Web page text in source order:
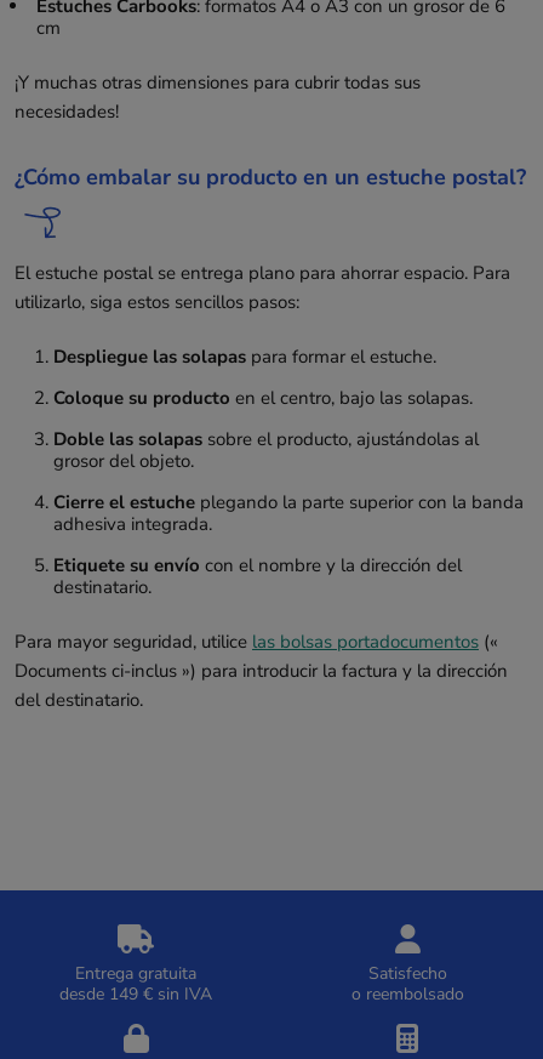
Estuches Carbooks: formatos A4 o A3 con un grosor de 6
cm
¡Y muchas otras dimensiones para cubrir todas sus
necesidades!
¿Cómo embalar su producto en un estuche postal?
El estuche postal se entrega plano para ahorrar espacio. Para
utilizarlo, siga estos sencillos pasos:
Despliegue las solapas para formar el estuche.
Coloque su producto en el centro, bajo las solapas.
Doble las solapas sobre el producto, ajustándolas al
grosor del objeto.
Cierre el estuche plegando la parte superior con la banda
adhesiva integrada.
Etiquete su envío con el nombre y la dirección del
destinatario.
Para mayor seguridad, utilice las bolsas portadocumentos («
Documents ci-inclus ») para introducir la factura y la dirección
del destinatario.
Entrega gratuita
desde 149 € sin IVA
Satisfecho
o reembolsado